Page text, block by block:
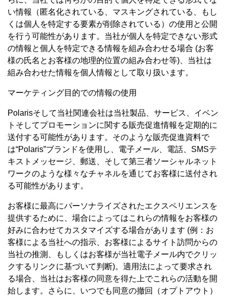
い情報（匿名化されている、マスキングされている、もし
くは個人を特定する要素が削除されている）の使用と公開
を行う可能性があります。当社が個人を特定できない形式
の情報と個人を特定できる情報を組み合わせる場合 (お客
様の氏名とお客様の地理的位置の組み合わせ等)、当社は
組み合わせた情報を個人情報として取り扱います。
マーケティング目的での情報の使用
Polarisそして当社関連会社は当社製品、サービス、イベン
トそしてプロモーションに関する販売促進情報を定期的に
送付する可能性があります。そのような販売促進資料で
は“Polaris”ブランドを使用し、電子メール、電話、SMSテ
キストメッセージ、郵送、そして第三者ソーシャルネット
ワークのような様々なチャネルを通じてお客様に送付され
る可能性があります。
お客様に最高にパーソナライズされたエクスペリエンスを
提供するために、場合によってはこれらの情報をお客様の
好みに合わせてカスタマイズする場合があります (例：お
客様による当社への指示、お客様によるサイト訪問からの
当社の推測、もしくはお客様が当社電子メール内でクリッ
クするリンクに基づいて判断)。適用法によって要求され
る場合、当社はお客様の同意を得た上でこれらの活動を開
始します。さらに、いつでも同意の撤回（オプトアウト）